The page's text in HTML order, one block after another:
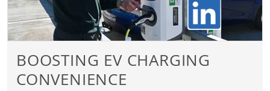
BOOSTING EV CHARGING
CONVENIENCE